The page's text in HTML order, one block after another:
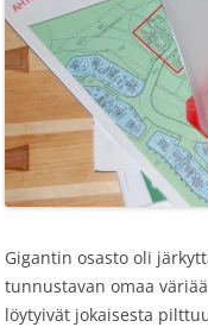
Gigantin osasto oli
tunnustavan omaa
löytyivät jokaisesta